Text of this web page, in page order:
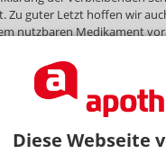
Diese Webseite
Zu guter Letzt hoffen wir
nutzbaren Medikament
Bedrohung für die
Erregern kann für Patienten
könnten einen
zu reduzieren. Denn jährlich
Infektionen.